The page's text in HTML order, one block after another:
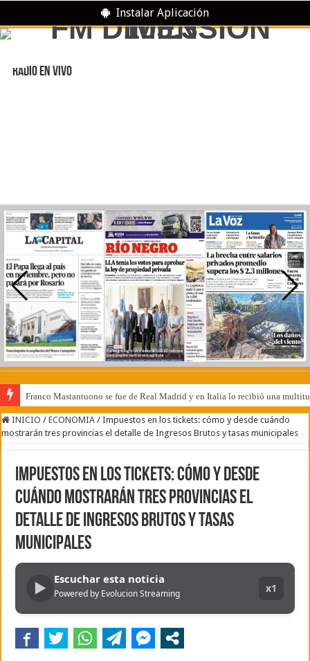
Instalar Aplicación
RADIO EN VIVO
Franco Mastantuono se fue de Real Madrid y en Italia lo recibió una
INICIO / ECONOMIA / Impuestos en los tickets: cómo y desde cuándo
mostrarán tres provincias el detalle de Ingresos Brutos y tasas municipales
Impuestos en los tickets: cómo y desde
cuándo mostrarán tres provincias el
detalle de Ingresos Brutos y tasas
municipales
▶ Escuchar esta noticia
Powered by Evolucion Streaming x1